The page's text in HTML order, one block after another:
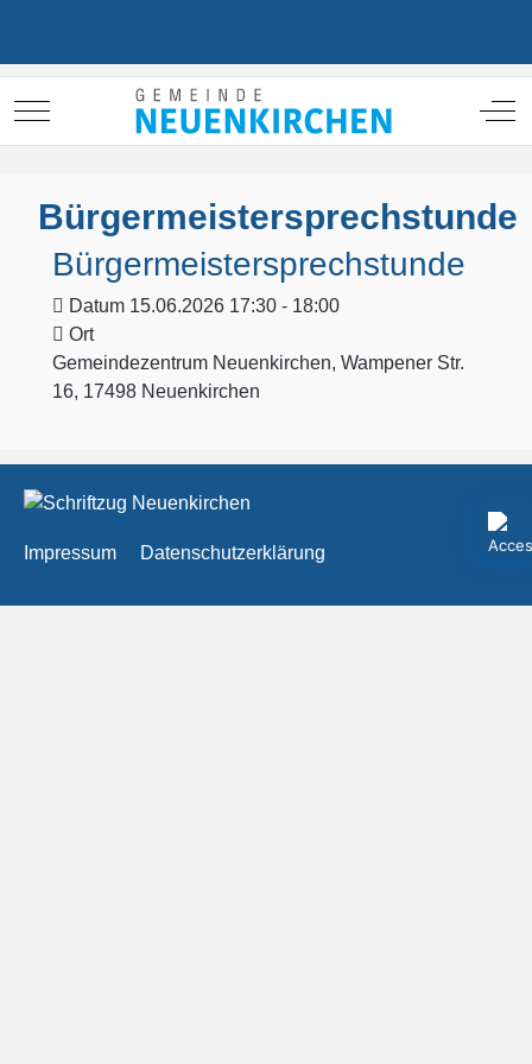
Mobile Menu Toggle Off-
Bürgermeistersprechstunde
Bürgermeistersprechstunde
Datum 15.06.2026 17:30 - 18:00
Ort
Gemeindezentrum Neuenkirchen, Wampener Str.
16, 17498 Neuenkirchen
Impressum Datenschutzerklärung